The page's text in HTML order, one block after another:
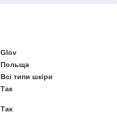
Glov
Польща
Всі типи шкіри
Так
Так